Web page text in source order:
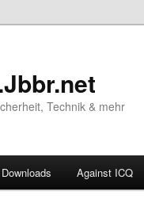
Technik & mehr
Downloads Against ICQ